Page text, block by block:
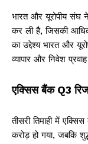
भारत और यूरोपीय संघ
कर ली है, जिसकी
का उद्देश्य भारत और
व्यापार और निवेश
एक्सिस बैंक Q3
तीसरी तिमाही में
करोड़ हो गया, जबकि